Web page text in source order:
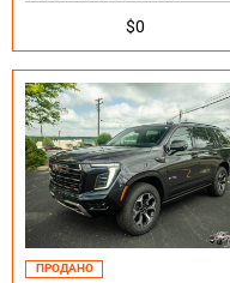
$0
ПРОДАНО